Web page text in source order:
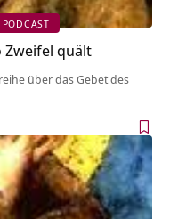
PODCAST
Zweifel quält
über das Gebet des